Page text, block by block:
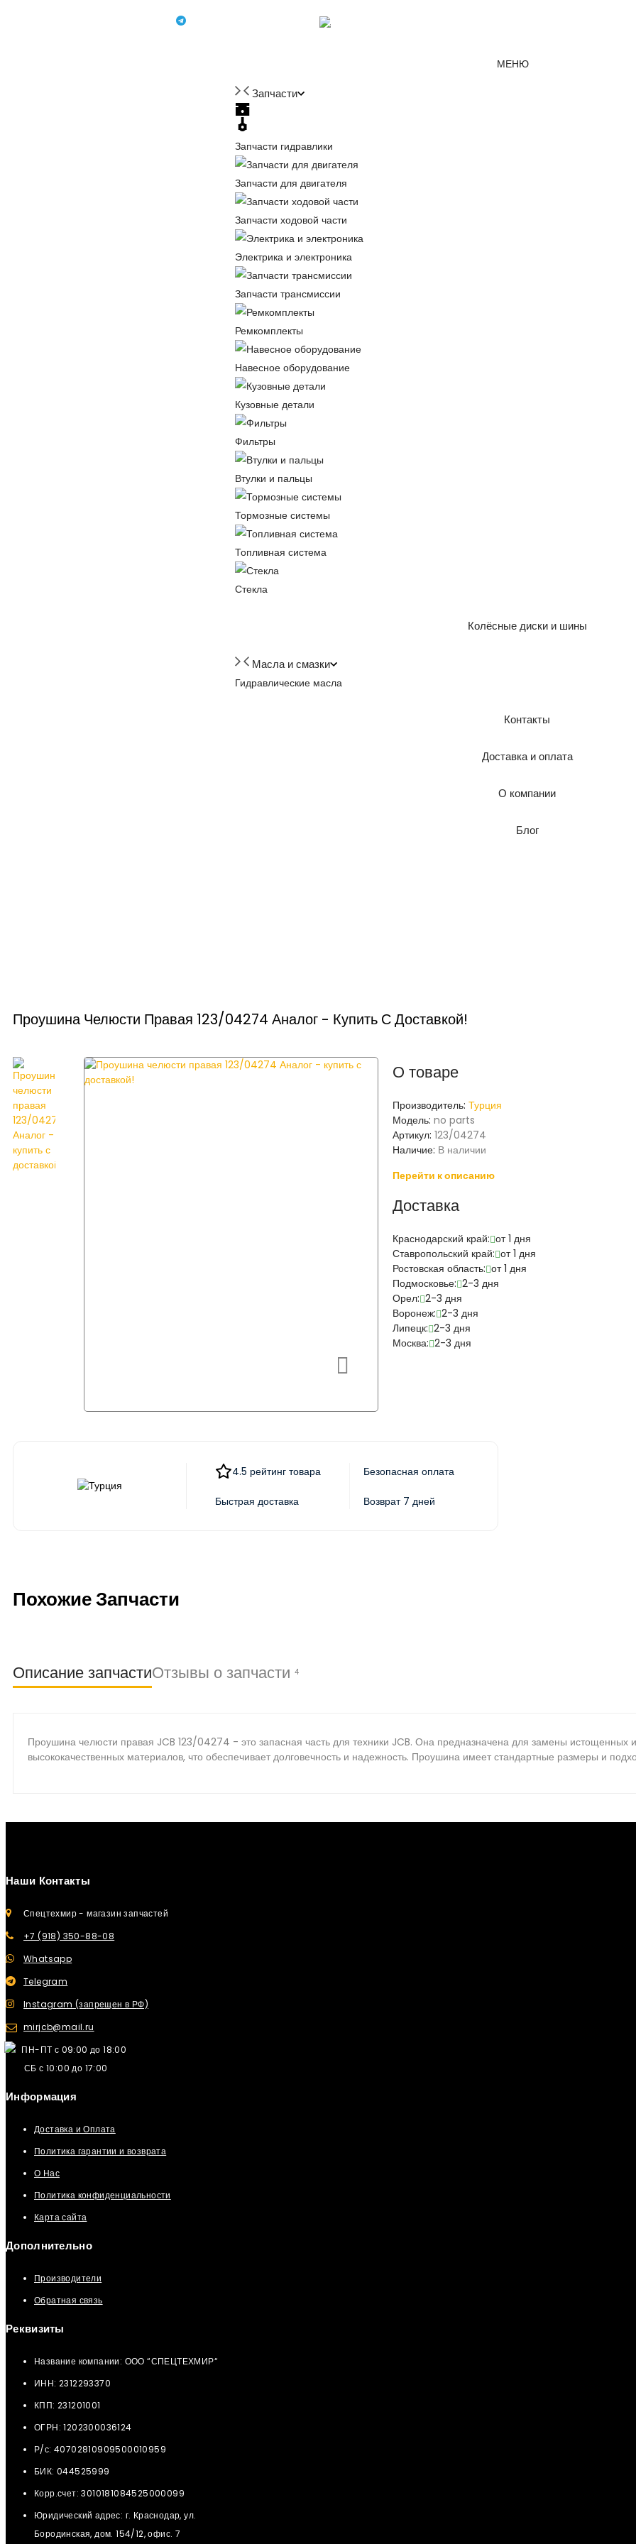
Мессенджер MAX
МЕНЮ
Запчасти
Запчасти гидравлики
Запчасти для двигателя
Запчасти ходовой части
Электрика и электроника
Запчасти трансмиссии
Ремкомплекты
Навесное оборудование
Кузовные детали
Фильтры
Втулки и пальцы
Тормозные системы
Топливная система
Стекла
Колёсные диски и шины
Масла и смазки
Гидравлические масла
Контакты
Доставка и оплата
О компании
Блог
Проушина Челюсти Правая 123/04274 Аналог - Купить С Доставкой!
О товаре
Производитель:Турция
Модель:no parts
Артикул:123/04274
Наличие: В наличии
Перейти к описанию
Доставка
Краснодарский край: от 1 дня
Ставропольский край: от 1 дня
Ростовская область: от 1 дня
Подмосковье: 2-3 дня
Орел: 2-3 дня
Воронеж: 2-3 дня
Липецк: 2-3 дня
Москва: 2-3 дня
4.5 рейтинг товара Безопасная оплата
Быстрая доставка Возврат 7 дней
Похожие Запчасти
Описание запчастиОтзывы о запчасти 4
Проушина челюсти правая JCB 123/04274 - это запасная часть для техники JCB. Она предназначена для замены истощенных
высококачественных материалов, что обеспечивает долговечность и надежность. Проушина имеет стандартные размеры и
Наши Контакты
Спецтехмир - магазин запчастей
+7 (918) 350-88-08
Whatsapp
Telegram
Instagram (запрещен в РФ)
mirjcb@mail.ru
ПН-ПТ с 09:00 до 18:00
СБ с 10:00 до 17:00
Информация
Доставка и Оплата
Политика гарантии и возврата
О Нас
Политика конфиденциальности
Карта сайта
Дополнительно
Производители
Обратная связь
Реквизиты
Название компании: ООО “СПЕЦТЕХМИР“
ИНН: 2312293370
КПП: 231201001
ОГРН: 1202300036124
Р/с: 40702810909500010959
БИК: 044525999
Корр.счет: 3010181084525000099
Юридический адрес: г. Краснодар, ул.
Бородинская, дом. 154/12, офис. 7